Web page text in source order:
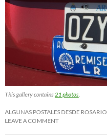
This gallery contains 21 photos
ALGUNAS POSTALES DESDE ROSARIO
LEAVE A COMMENT